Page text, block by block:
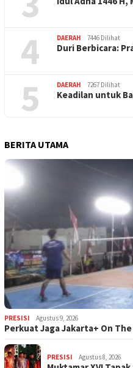
4 DAERAH 7446 Dilihat
Duri Berbicara:
5 DAERAH 7267 Dilihat
Keadilan untuk
BERITA UTAMA
PRESISI Agustus 9, 2026
Perkuat Jaga Jakarta+ On
PRESISI Agustus 8, 2026